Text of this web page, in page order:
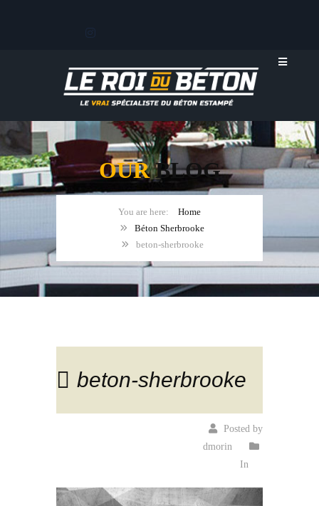
OURBLOG
Home
Béton Sherbrooke
beton-sherbrooke
beton-sherbrooke
Posted by
dmorin
In